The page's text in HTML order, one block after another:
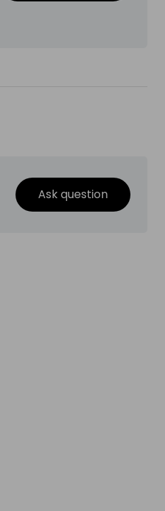
Ask question